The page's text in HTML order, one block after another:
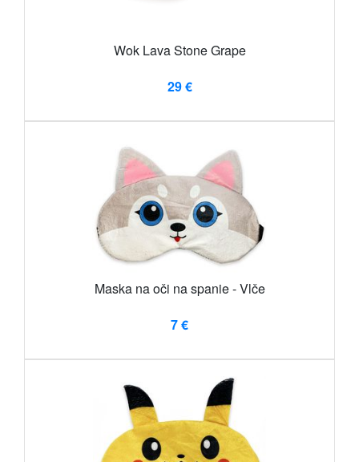
Wok Lava Stone Grape
29 €
Maska na oči na spanie - Vlče
7 €